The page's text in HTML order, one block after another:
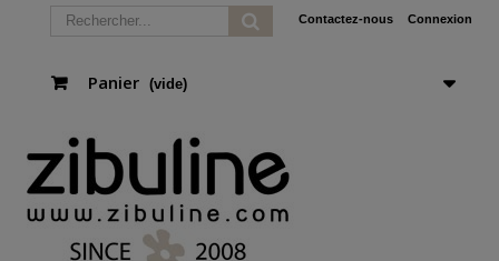
Connexion
Contactez-nous
Panier (vide)